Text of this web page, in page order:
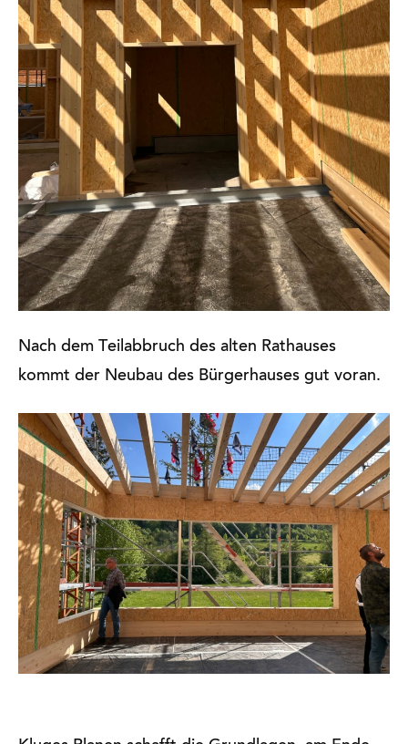
Nach dem Teilabbruch des alten Rathauses
kommt der Neubau des Bürgerhauses gut voran.